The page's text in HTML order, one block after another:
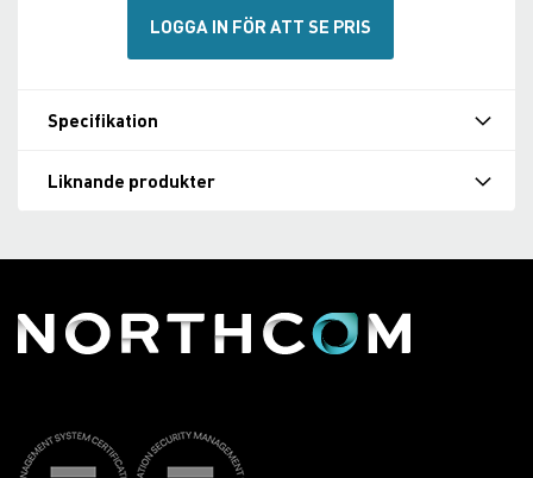
LOGGA IN FÖR ATT SE PRIS
Specifikation
Liknande produkter